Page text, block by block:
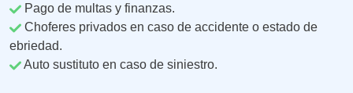
Pago de multas y finanzas.
Choferes privados en caso de accidente o estado de
ebriedad.
Auto sustituto en caso de siniestro.